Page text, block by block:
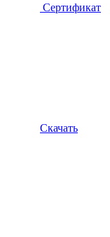
Сертификат
Скачать